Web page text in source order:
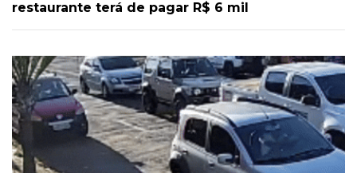
restaurante terá de pagar R$ 6 mil